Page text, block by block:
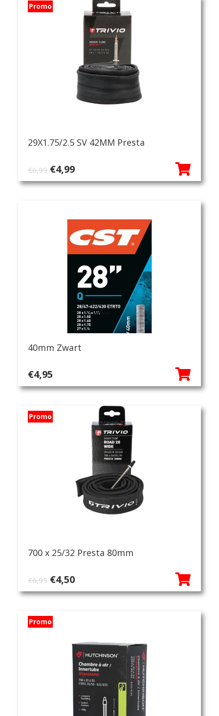
Promo
29X1.75/2.5 SV 42MM Presta
€6,99 Oorspronkelijke
prijs
€4,99Huidige
prijs
40mm Zwart
€4,95
Promo
700 x 25/32 Presta 80mm
€6,95 Oorspronkelijke
prijs
€6,95.
€4,50Huidige
prijs
Promo